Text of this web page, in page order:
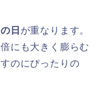
日 が重なります。
にも大きく膨らむ
のにぴったりの